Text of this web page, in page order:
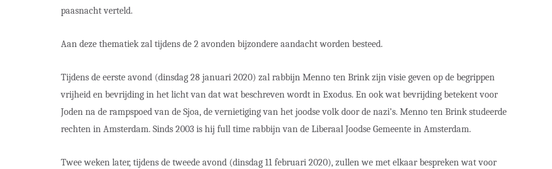
paasnacht verteld.
Aan deze thematiek zal tijdens de 2 avonden bijzondere aandacht worden besteed.
Tijdens de eerste avond (dinsdag 28 januari 2020) zal rabbijn Menno ten Brink zijn visie geven op de begrippen
vrijheid en bevrijding in het licht van dat wat beschreven wordt in Exodus. En ook wat bevrijding betekent voor
Joden na de rampspoed van de Sjoa, de vernietiging van het joodse volk door de nazi’s. Menno ten Brink studeerde
rechten in Amsterdam. Sinds 2003 is hij full time rabbijn van de Liberaal Joodse Gemeente in Amsterdam.
Twee weken later, tijdens de tweede avond (dinsdag 11 februari 2020), zullen we met elkaar bespreken wat voor